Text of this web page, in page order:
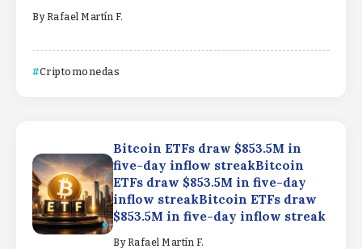
By Rafael Martín F.
Criptomonedas
Bitcoin ETFs draw $853.5M in
five-day inflow streakBitcoin
ETFs draw $853.5M in five-day
inflow streakBitcoin ETFs draw
$853.5M in five-day inflow streak
By Rafael Martín F.